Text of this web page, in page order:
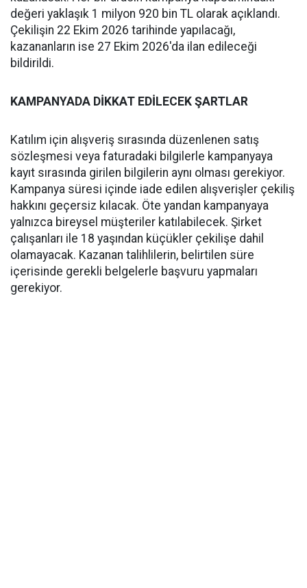
değeri yaklaşık 1 milyon 920 bin TL olarak açıklandı.
Çekilişin 22 Ekim 2026 tarihinde yapılacağı,
kazananların ise 27 Ekim 2026'da ilan edileceği
bildirildi.
KAMPANYADA DİKKAT EDİLECEK ŞARTLAR
Katılım için alışveriş sırasında düzenlenen satış
sözleşmesi veya faturadaki bilgilerle kampanyaya
kayıt sırasında girilen bilgilerin aynı olması gerekiyor.
Kampanya süresi içinde iade edilen alışverişler çekiliş
hakkını geçersiz kılacak. Öte yandan kampanyaya
yalnızca bireysel müşteriler katılabilecek. Şirket
çalışanları ile 18 yaşından küçükler çekilişe dahil
olamayacak. Kazanan talihlilerin, belirtilen süre
içerisinde gerekli belgelerle başvuru yapmaları
gerekiyor.